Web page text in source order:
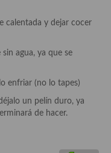
calentada y dejar cocer
agua, ya que se
enfriar (no lo tapes)
un pelín duro, ya
de hacer.